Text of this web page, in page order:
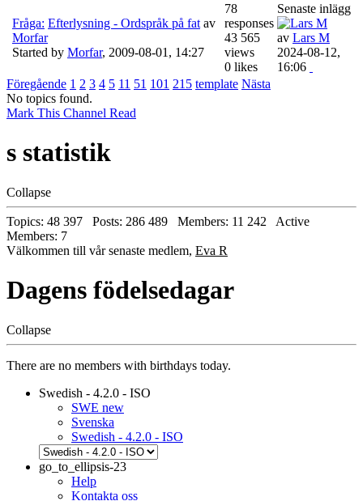
Fråga: Efterlysning - Ordspråk på fat av
Morfar
Started by Morfar, 2009-08-01, 14:27
78
responses
43 565
views
0 likes
Senaste inlägg
av Lars M
2024-08-12,
16:06
Föregående 1 2 3 4 5 11 51 101 215 template Nästa
No topics found.
Mark This Channel Read
s statistik
Collapse
Topics: 48 397 Posts: 286 489 Members: 11 242 Active
Members: 7
Välkommen till vår senaste medlem, Eva R
Dagens födelsedagar
Collapse
There are no members with birthdays today.
Swedish - 4.2.0 - ISO
SWE new
Svenska
Swedish - 4.2.0 - ISO
go_to_ellipsis-23
Help
Kontakta oss